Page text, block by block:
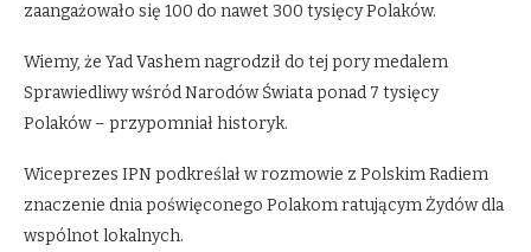
zaangażowało się 100 do nawet 300 tysięcy Polaków.
Wiemy, że Yad Vashem nagrodził do tej pory medalem
Sprawiedliwy wśród Narodów Świata ponad 7 tysięcy
Polaków – przypomniał historyk.
Wiceprezes IPN podkreślał w rozmowie z Polskim Radiem
znaczenie dnia poświęconego Polakom ratującym Żydów dla
wspólnot lokalnych.